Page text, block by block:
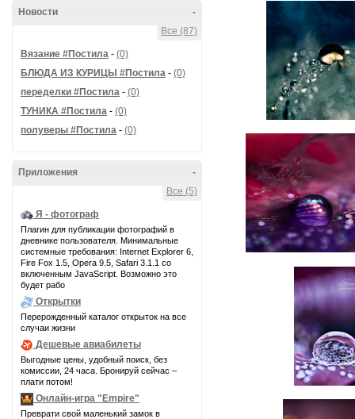
-
Новости
Все (87)
Вязание #Постила - (0)
БЛЮДА ИЗ КУРИЦЫ #Постила - (0)
переделки #Постила - (0)
ТУНИКА #Постила - (0)
полуверы #Постила - (0)
-
Приложения
Все (5)
Я - фотограф
Плагин для публикации фотографий в
дневнике пользователя. Минимальные
системные требования: Internet Explorer 6,
Fire Fox 1.5, Opera 9.5, Safari 3.1.1 со
включенным JavaScript. Возможно это
будет рабо
Открытки
Перерожденный каталог открыток на все
случаи жизни
Дешевые авиабилеты
Выгодные цены, удобный поиск, без
комиссии, 24 часа. Бронируй сейчас –
плати потом!
Онлайн-игра "Empire"
Преврати свой маленький замок в